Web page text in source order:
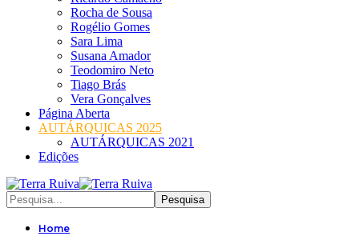
Rocha de Sousa
Rogélio Gomes
Sara Lima
Susana Amador
Teodomiro Neto
Tiago Brás
Vera Gonçalves
Página Aberta
AUTÁRQUICAS 2025
AUTÁRQUICAS 2021
Edições
Home